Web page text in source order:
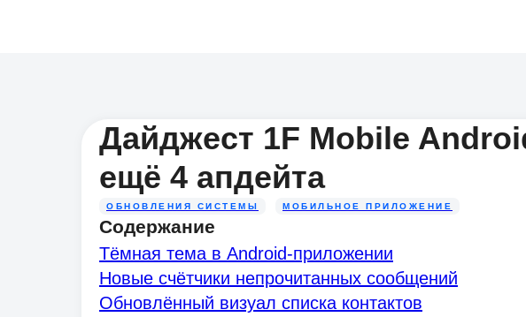
Дайджест 1F Mobile
ещё 4 апдейта
ОБНОВЛЕНИЯ СИСТЕМЫ МОБИЛЬНОЕ ПРИЛОЖЕНИЕ
Содержание
Тёмная тема в Android-приложении
Новые счётчики непрочитанных сообщений
Обновлённый визуал списка контактов